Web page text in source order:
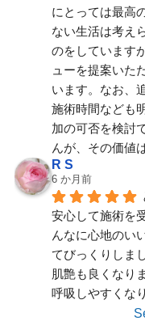
にとっては最高
ない生活は考え
のをしています
ューを提案いた
います。なお、
施術時間なども
加の可否を検討
んが、その価値
R S
6 か月前
安心して施術を
んなに心地のい
てびっくりしま
肌艶も良くなり
呼吸しやすくな